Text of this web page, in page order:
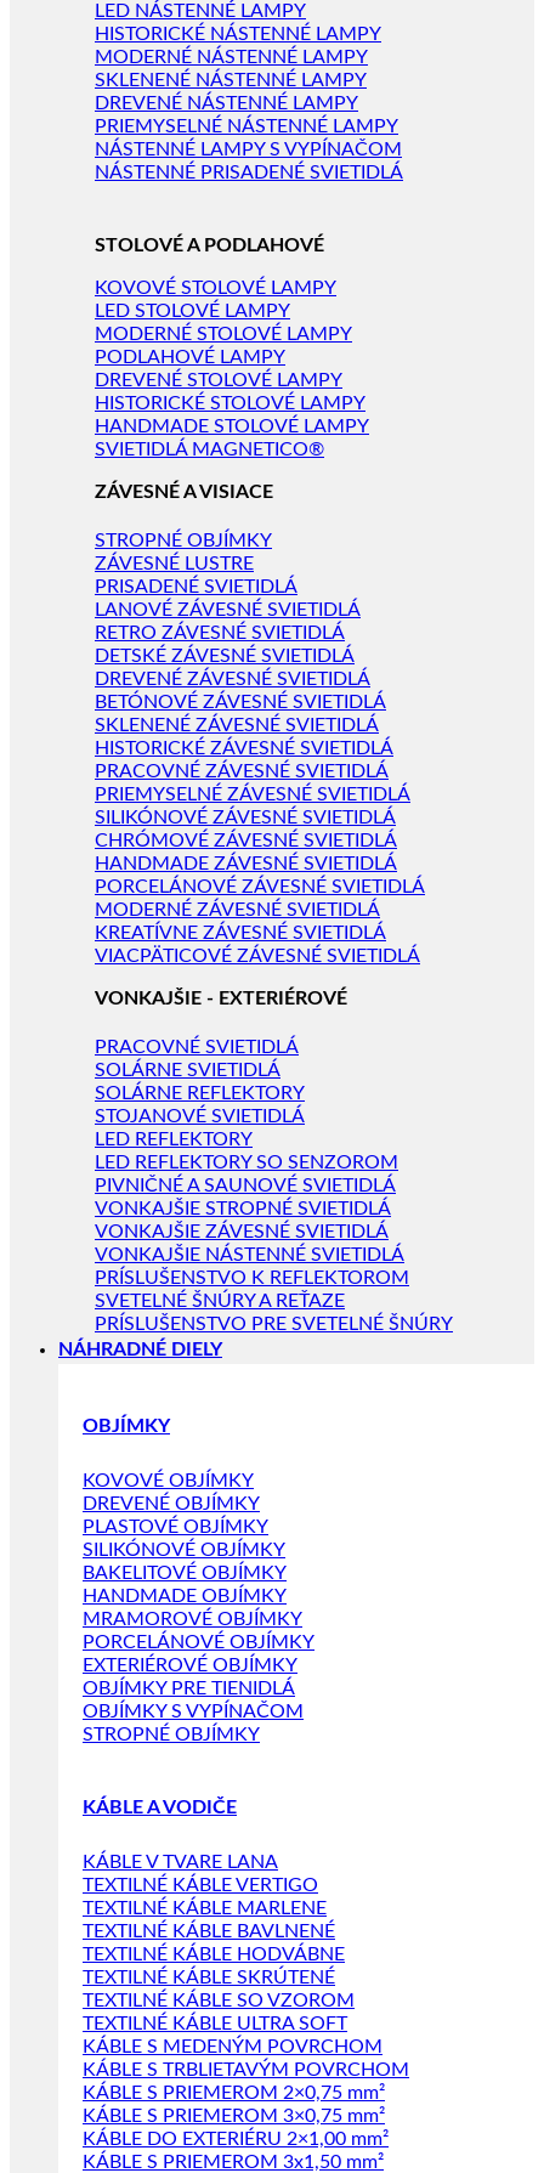
LED NÁSTENNÉ LAMPY
HISTORICKÉ NÁSTENNÉ LAMPY
MODERNÉ NÁSTENNÉ LAMPY
SKLENENÉ NÁSTENNÉ LAMPY
DREVENÉ NÁSTENNÉ LAMPY
PRIEMYSELNÉ NÁSTENNÉ LAMPY
NÁSTENNÉ LAMPY S VYPÍNAČOM
NÁSTENNÉ PRISADENÉ SVIETIDLÁ
STOLOVÉ A PODLAHOVÉ
KOVOVÉ STOLOVÉ LAMPY
LED STOLOVÉ LAMPY
MODERNÉ STOLOVÉ LAMPY
PODLAHOVÉ LAMPY
DREVENÉ STOLOVÉ LAMPY
HISTORICKÉ STOLOVÉ LAMPY
HANDMADE STOLOVÉ LAMPY
SVIETIDLÁ MAGNETICO®
ZÁVESNÉ A VISIACE
STROPNÉ OBJÍMKY
ZÁVESNÉ LUSTRE
PRISADENÉ SVIETIDLÁ
LANOVÉ ZÁVESNÉ SVIETIDLÁ
RETRO ZÁVESNÉ SVIETIDLÁ
DETSKÉ ZÁVESNÉ SVIETIDLÁ
DREVENÉ ZÁVESNÉ SVIETIDLÁ
BETÓNOVÉ ZÁVESNÉ SVIETIDLÁ
SKLENENÉ ZÁVESNÉ SVIETIDLÁ
HISTORICKÉ ZÁVESNÉ SVIETIDLÁ
PRACOVNÉ ZÁVESNÉ SVIETIDLÁ
PRIEMYSELNÉ ZÁVESNÉ SVIETIDLÁ
SILIKÓNOVÉ ZÁVESNÉ SVIETIDLÁ
CHRÓMOVÉ ZÁVESNÉ SVIETIDLÁ
HANDMADE ZÁVESNÉ SVIETIDLÁ
PORCELÁNOVÉ ZÁVESNÉ SVIETIDLÁ
MODERNÉ ZÁVESNÉ SVIETIDLÁ
KREATÍVNE ZÁVESNÉ SVIETIDLÁ
VIACPÄTICOVÉ ZÁVESNÉ SVIETIDLÁ
VONKAJŠIE - EXTERIÉROVÉ
PRACOVNÉ SVIETIDLÁ
SOLÁRNE SVIETIDLÁ
SOLÁRNE REFLEKTORY
STOJANOVÉ SVIETIDLÁ
LED REFLEKTORY
LED REFLEKTORY SO SENZOROM
PIVNIČNÉ A SAUNOVÉ SVIETIDLÁ
VONKAJŠIE STROPNÉ SVIETIDLÁ
VONKAJŠIE ZÁVESNÉ SVIETIDLÁ
VONKAJŠIE NÁSTENNÉ SVIETIDLÁ
PRÍSLUŠENSTVO K REFLEKTOROM
SVETELNÉ ŠNÚRY A REŤAZE
PRÍSLUŠENSTVO PRE SVETELNÉ ŠNÚRY
NÁHRADNÉ DIELY
OBJÍMKY
KOVOVÉ OBJÍMKY
DREVENÉ OBJÍMKY
PLASTOVÉ OBJÍMKY
SILIKÓNOVÉ OBJÍMKY
BAKELITOVÉ OBJÍMKY
HANDMADE OBJÍMKY
MRAMOROVÉ OBJÍMKY
PORCELÁNOVÉ OBJÍMKY
EXTERIÉROVÉ OBJÍMKY
OBJÍMKY PRE TIENIDLÁ
OBJÍMKY S VYPÍNAČOM
STROPNÉ OBJÍMKY
KÁBLE A VODIČE
KÁBLE V TVARE LANA
TEXTILNÉ KÁBLE VERTIGO
TEXTILNÉ KÁBLE MARLENE
TEXTILNÉ KÁBLE BAVLNENÉ
TEXTILNÉ KÁBLE HODVÁBNE
TEXTILNÉ KÁBLE SKRÚTENÉ
TEXTILNÉ KÁBLE SO VZOROM
TEXTILNÉ KÁBLE ULTRA SOFT
KÁBLE S MEDENÝM POVRCHOM
KÁBLE S TRBLIETAVÝM POVRCHOM
KÁBLE S PRIEMEROM 2×0,75 mm²
KÁBLE S PRIEMEROM 3×0,75 mm²
KÁBLE DO EXTERIÉRU 2×1,00 mm²
KÁBLE S PRIEMEROM 3x1,50 mm²